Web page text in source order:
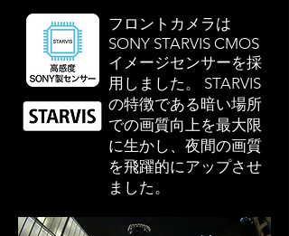
フロントカメラは
SONY STARVIS CMOS
イメージセンサーを採
用しました。 STARVIS
の特徴である暗い場所
での画質向上を最大限
に生かし、夜間の画質
を飛躍的にアップさせ
ました。